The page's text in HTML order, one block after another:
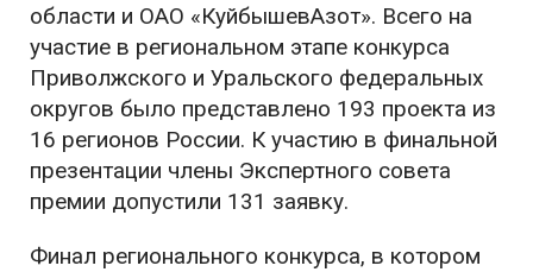
области и ОАО «КуйбышевАзот». Всего на
участие в региональном этапе конкурса
Приволжского и Уральского федеральных
округов было представлено 193 проекта из
16 регионов России. К участию в финальной
презентации члены Экспертного совета
премии допустили 131 заявку.
Финал регионального конкурса, в котором